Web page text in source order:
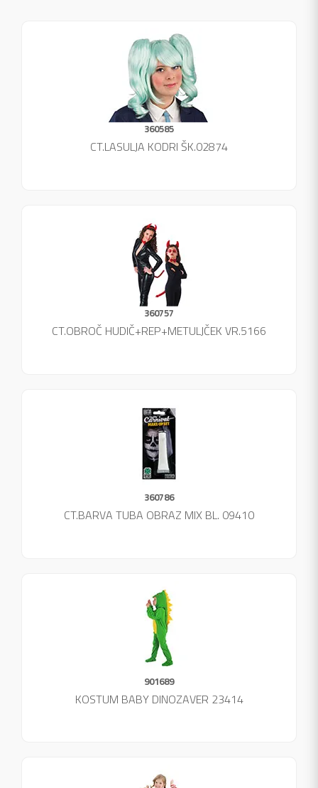
360585
CT.LASULJA KODRI ŠK.02874
360757
CT.OBROČ HUDIČ+REP+METULJČEK VR.5166
360786
CT.BARVA TUBA OBRAZ MIX BL. 09410
901689
KOSTUM BABY DINOZAVER 23414